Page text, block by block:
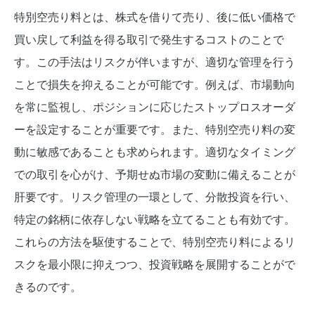
特別空売り料とは、株式を借りて売り、後に低い価格で
買い戻して利益を得る取引で発生するコストのことで
す。この手法はリスクが伴いますが、適切な管理を行う
ことで損失を抑えることが可能です。例えば、市場動向
を常に監視し、ポジションに応じたストップロスオーダ
ーを設定することが重要です。また、特別空売り料の変
動に敏感であることも求められます。適切なタイミング
での取引を心がけ、予期せぬ市場の変動に備えることが
肝要です。リスク管理の一環として、分散投資を行い、
特定の銘柄に依存しない戦略を立てることも有効です。
これらの方法を駆使することで、特別空売り料によるリ
スクを最小限に抑えつつ、投資戦略を展開することがで
きるのです。